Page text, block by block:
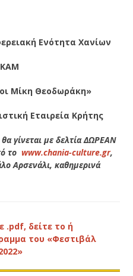
Ενότητα Χανίων
ΚΑΜ
Μίκη Θεοδωράκη»
Εταιρεία Κρήτης
γίνεται με δελτία ΔΩΡΕΑΝ
τοwww.chania-culture.gr,
Αρσενάλι, καθημερινά
δείτε το ή
του «Φεστιβάλ